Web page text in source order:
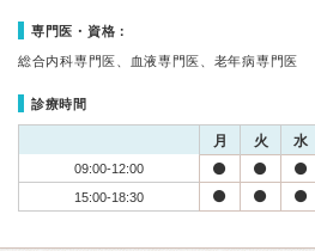
専門医・資格：
総合内科専門医、血液専門医、老年病専門医
診療時間
月 火 水
09:00-12:00
15:00-18:30